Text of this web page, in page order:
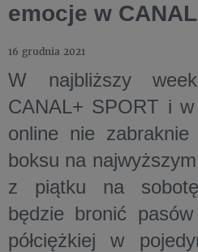
emocje w
16 grudnia 2021
W najbliższy
CANAL+ SPORT i
online nie
boksu na
z piątku na
będzie bronić
półciężkiej w